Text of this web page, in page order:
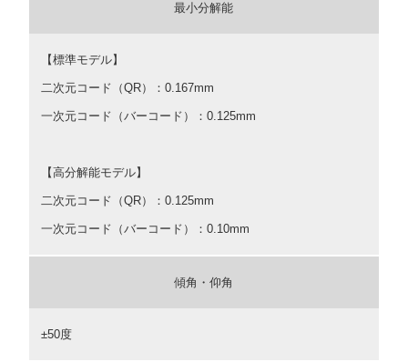
最小分解能
【標準モデル】
二次元コード（QR）：0.167mm
一次元コード（バーコード）：0.125mm
【高分解能モデル】
二次元コード（QR）：0.125mm
一次元コード（バーコード）：0.10mm
傾角・仰角
±50度